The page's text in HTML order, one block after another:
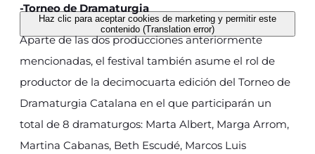
Haz clic para aceptar cookies de marketing y permitir este
contenido (Translation error)
-Torneo de Dramaturgia
Aparte de las dos producciones anteriormente
mencionadas, el festival también asume el rol de
productor de la decimocuarta edición del Torneo de
Dramaturgia Catalana en el que participarán un
total de 8 dramaturgos: Marta Albert, Marga Arrom,
Martina Cabanas, Beth Escudé, Marcos Luis